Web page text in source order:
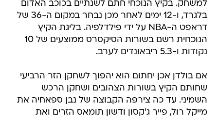
למשחק. בקיץ הנוכחי חתם לשנתיים בכוכב האדום
בלגרד, ו-12 ימים לאחר מכן נבחר במקום ה-36 של
דראפט ה-NBA על ידי פילדלפיה. בליגת הקיץ
הנוכחית רשם בשורות הסיקסרס ממוצעים של 10
נקודות ו-5.3 ריבאונדים לערב.
אם בולדן אכן יחתום הוא יהפוך לשחקן הזר הרביעי
שחותם הקיץ בשורות הצהובים ושחקן הרכש
השמיני. עד כה צירפה הקבוצה של נבן ספאחיה את
מייקל רול, פייר ג'קסון ודשון תומאס הזרים ואת